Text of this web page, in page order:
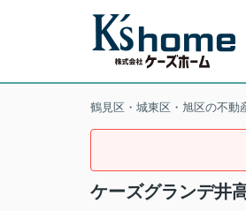
鶴見区・城東区・旭区の不動
ケーズグランデ井